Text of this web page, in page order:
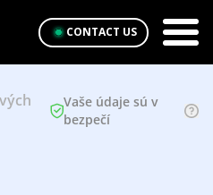
CONTACT US
Vaše údaje sú v
bezpečí